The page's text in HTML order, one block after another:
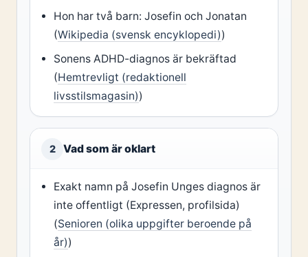
Hon har två barn: Josefin och Jonatan
(Wikipedia (svensk encyklopedi))
Sonens ADHD-diagnos är bekräftad
(Hemtrevligt (redaktionell
livsstilsmagasin))
2 Vad som är oklart
Exakt namn på Josefin Unges diagnos är
inte offentligt (Expressen, profilsida)
(Senioren (olika uppgifter beroende på
år))